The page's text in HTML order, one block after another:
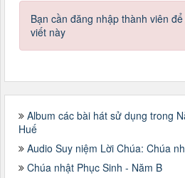
Bạn cần đăng nhập thành viên
viết này
Album các bài hát sử dụng trong
Huế
Audio Suy niệm Lời Chúa: Chúa
Chúa nhật Phục Sinh - Năm B